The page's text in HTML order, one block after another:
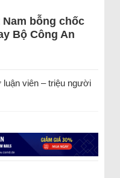
bỗng chốc
Bộ Công An
luận viên – triệu người